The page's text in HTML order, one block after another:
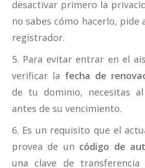
desactivar primero la
no sabes cómo hacerlo, pide
registrador.
5. Para evitar entrar en el
verificar la fecha de
de tu dominio, necesitas
antes de su vencimiento.
6. Es un requisito que el
provea de un código de
una clave de